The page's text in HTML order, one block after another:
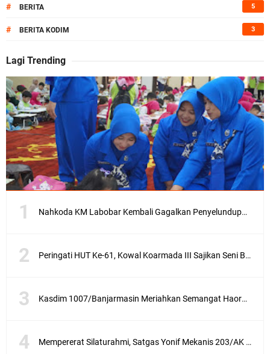
# BERITA 5
# BERITA KODIM 3
Lagi Trending
Nahkoda KM Labobar Kembali Gagalkan Penyelundupan 4 Ekor Burung Cendrawasih Asal Papua
Peringati HUT Ke-61, Kowal Koarmada III Sajikan Seni Budaya Khas Papua
Kasdim 1007/Banjarmasin Meriahkan Semangat Haornas Dengan Senam Bersama Dan Lomba Olahraga Tradisional
Mempererat Silaturahmi, Satgas Yonif Mekanis 203/AK Laksanakan Anjangsana Bersama Babinsa